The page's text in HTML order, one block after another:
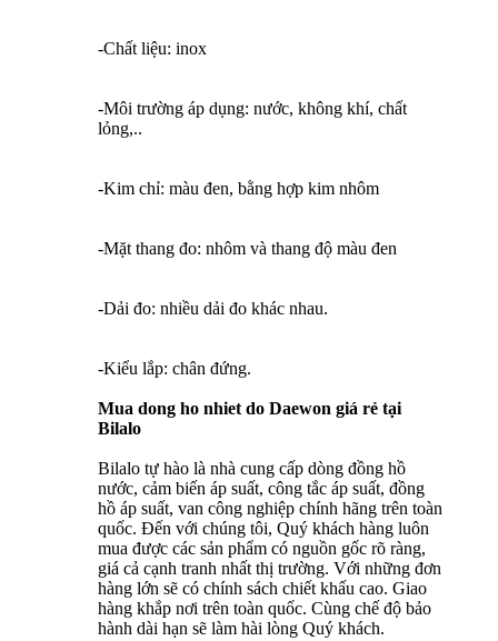
-Chất liệu: inox
-Môi trường áp dụng: nước, không khí, chất
lỏng,..
-Kim chỉ: màu đen, bằng hợp kim nhôm
-Mặt thang đo: nhôm và thang độ màu đen
-Dải đo: nhiều dải đo khác nhau.
-Kiểu lắp: chân đứng.
Mua dong ho nhiet do Daewon giá rẻ tại
Bilalo
Bilalo tự hào là nhà cung cấp dòng đồng hồ
nước, cảm biến áp suất, công tắc áp suất, đồng
hồ áp suất, van công nghiệp chính hãng trên toàn
quốc. Đến với chúng tôi, Quý khách hàng luôn
mua được các sản phẩm có nguồn gốc rõ ràng,
giá cả cạnh tranh nhất thị trường. Với những đơn
hàng lớn sẽ có chính sách chiết khấu cao. Giao
hàng khắp nơi trên toàn quốc. Cùng chế độ bảo
hành dài hạn sẽ làm hài lòng Quý khách.